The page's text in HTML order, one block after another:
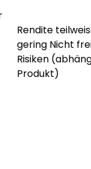
Rendite
gering Nicht
Risiken
Produkt)